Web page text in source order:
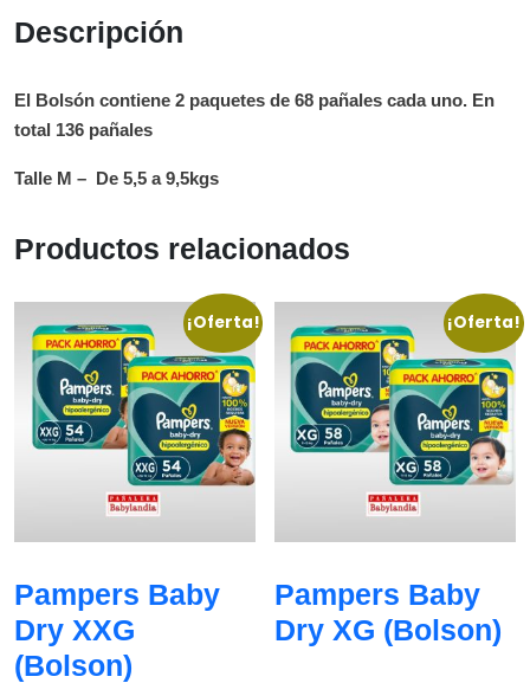
Descripción
El Bolsón contiene 2 paquetes de 68 pañales cada uno. En
total 136 pañales
Talle M – De 5,5 a 9,5kgs
Productos relacionados
¡Oferta!
Pampers Baby
Dry XXG
(Bolson)
¡Oferta!
Pampers Baby
Dry XG (Bolson)